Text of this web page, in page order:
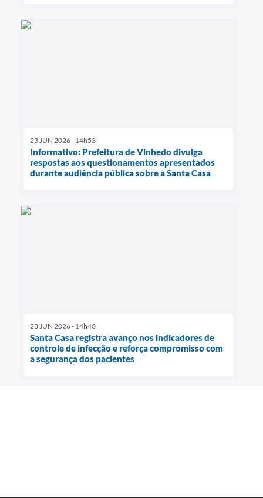
23 JUN 2026 - 14h53
Informativo: Prefeitura de Vinhedo divulga
respostas aos questionamentos apresentados
durante audiência pública sobre a Santa Casa
23 JUN 2026 - 14h40
Santa Casa registra avanço nos indicadores de
controle de infecção e reforça compromisso com
a segurança dos pacientes